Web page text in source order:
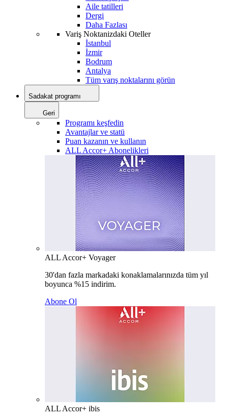
Aile tatilleri
Dergi
Daha Fazlası
Variş Noktanizdaki Oteller
İstanbul
İzmir
Bodrum
Antalya
Tüm varış noktalarını görün
Sadakat programı
Geri
Programı keşfedin
Avantajlar ve statü
Puan kazanın ve kullanın
ALL Accor+ Abonelikleri
ALL Accor+ Voyager
30'dan fazla markadaki konaklamalarınızda tüm yıl
boyunca %15 indirim.
Abone Ol
ALL Accor+ ibis